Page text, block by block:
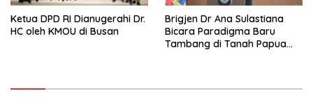
Ketua DPD RI Dianugerahi Dr.
HC oleh KMOU di Busan
Brigjen Dr Ana Sulastiana
Bicara Paradigma Baru
Tambang di Tanah Papua